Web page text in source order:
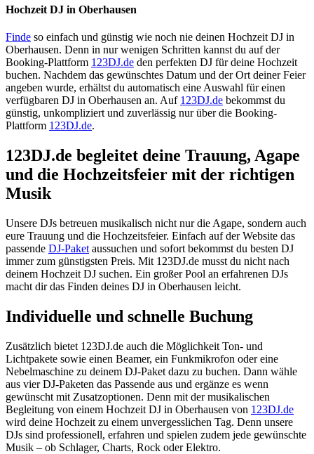
Hochzeit DJ in Oberhausen
Finde so einfach und günstig wie noch nie deinen Hochzeit DJ in
Oberhausen. Denn in nur wenigen Schritten kannst du auf der
Booking-Plattform 123DJ.de den perfekten DJ für deine Hochzeit
buchen. Nachdem das gewünschtes Datum und der Ort deiner Feier
angeben wurde, erhältst du automatisch eine Auswahl für einen
verfügbaren DJ in Oberhausen an. Auf 123DJ.de bekommst du
günstig, unkompliziert und zuverlässig nur über die Booking-
Plattform 123DJ.de.
123DJ.de begleitet deine Trauung, Agape
und die Hochzeitsfeier mit der richtigen
Musik
Unsere DJs betreuen musikalisch nicht nur die Agape, sondern auch
eure Trauung und die Hochzeitsfeier. Einfach auf der Website das
passende DJ-Paket aussuchen und sofort bekommst du besten DJ
immer zum günstigsten Preis. Mit 123DJ.de musst du nicht nach
deinem Hochzeit DJ suchen. Ein großer Pool an erfahrenen DJs
macht dir das Finden deines DJ in Oberhausen leicht.
Individuelle und schnelle Buchung
Zusätzlich bietet 123DJ.de auch die Möglichkeit Ton- und
Lichtpakete sowie einen Beamer, ein Funkmikrofon oder eine
Nebelmaschine zu deinem DJ-Paket dazu zu buchen. Dann wähle
aus vier DJ-Paketen das Passende aus und ergänze es wenn
gewünscht mit Zusatzoptionen. Denn mit der musikalischen
Begleitung von einem Hochzeit DJ in Oberhausen von 123DJ.de
wird deine Hochzeit zu einem unvergesslichen Tag. Denn unsere
DJs sind professionell, erfahren und spielen zudem jede gewünschte
Musik – ob Schlager, Charts, Rock oder Elektro.